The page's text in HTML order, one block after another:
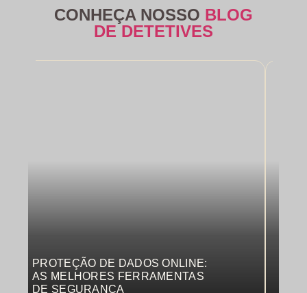
CONHEÇA NOSSO BLOG
DE DETETIVES
PROTEÇÃO DE DADOS ONLINE:
AS MELHORES FERRAMENTAS
DE SEGURANÇA